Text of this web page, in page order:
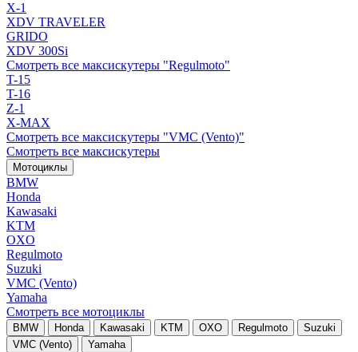
X-1
XDV TRAVELER
GRIDO
XDV 300Si
Смотреть все максискутеры "Regulmoto"
T-15
T-16
Z-1
X-MAX
Смотреть все максискутеры "VMC (Vento)"
Смотреть все максискутеры
Мотоциклы
BMW
Honda
Kawasaki
KTM
OXO
Regulmoto
Suzuki
VMC (Vento)
Yamaha
Смотреть все мотоциклы
BMW Honda Kawasaki KTM OXO Regulmoto
Suzuki
VMC (Vento)
Yamaha